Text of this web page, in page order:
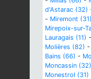
d'Astarac (32)
- Miremont (31)
Mirepoix-sur-
Lauragais (11) -
Molières (82) -
Bains (66) -
Moncassin (32)
Monestrol (31)